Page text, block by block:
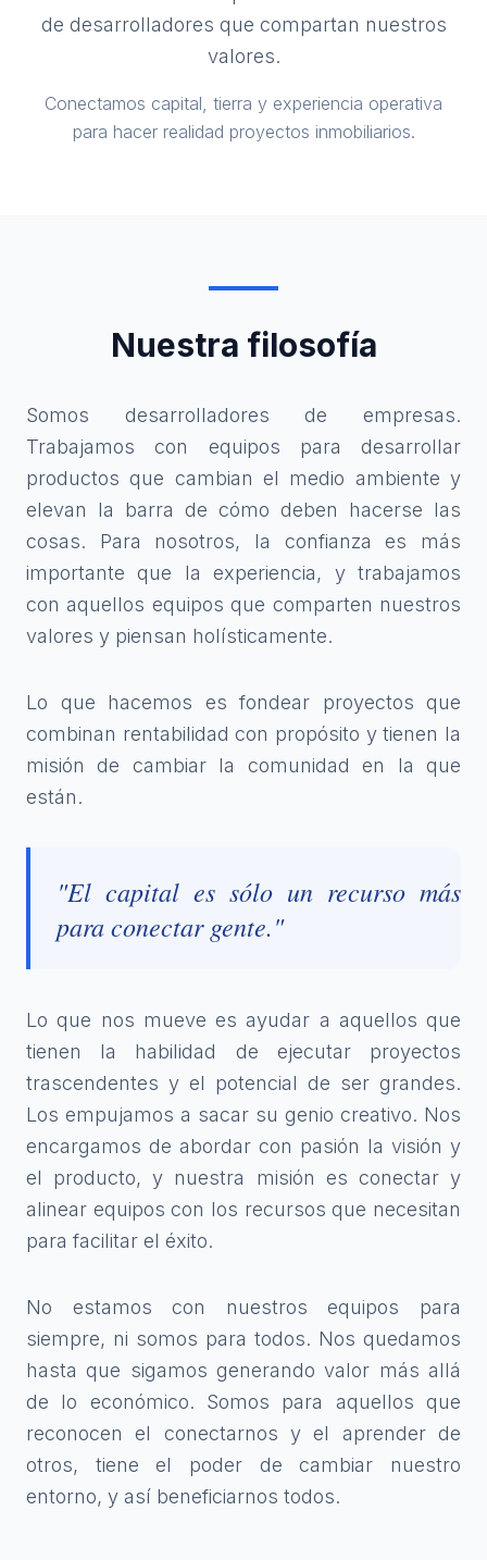
de desarrolladores que compartan nuestros
valores.
Conectamos capital, tierra y experiencia operativa
para hacer realidad proyectos inmobiliarios.
Nuestra filosofía
Somos desarrolladores de empresas.
Trabajamos con equipos para desarrollar
productos que cambian el medio ambiente y
elevan la barra de cómo deben hacerse las
cosas. Para nosotros, la confianza es más
importante que la experiencia, y trabajamos
con aquellos equipos que comparten nuestros
valores y piensan holísticamente.
Lo que hacemos es fondear proyectos que
combinan rentabilidad con propósito y tienen la
misión de cambiar la comunidad en la que
están.
"El capital es sólo un recurso más
para conectar gente."
Lo que nos mueve es ayudar a aquellos que
tienen la habilidad de ejecutar proyectos
trascendentes y el potencial de ser grandes.
Los empujamos a sacar su genio creativo. Nos
encargamos de abordar con pasión la visión y
el producto, y nuestra misión es conectar y
alinear equipos con los recursos que necesitan
para facilitar el éxito.
No estamos con nuestros equipos para
siempre, ni somos para todos. Nos quedamos
hasta que sigamos generando valor más allá
de lo económico. Somos para aquellos que
reconocen el conectarnos y el aprender de
otros, tiene el poder de cambiar nuestro
entorno, y así beneficiarnos todos.